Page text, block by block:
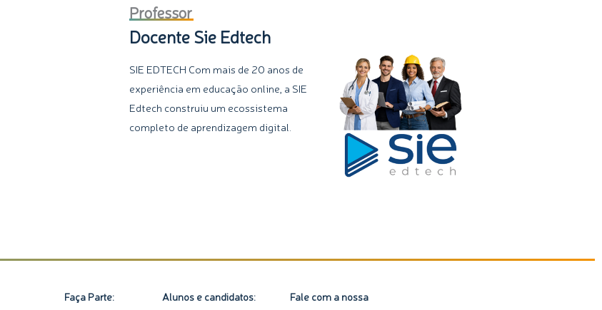
Professor
Docente Sie Edtech
SIE EDTECH Com mais de 20 anos de
experiência em educação online, a SIE
Edtech construiu um ecossistema
completo de aprendizagem digital.
Faça Parte: Alunos e candidatos: Fale com a nossa